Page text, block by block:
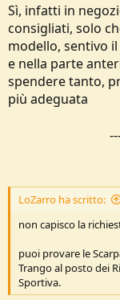
Sì, infatti in
consigliati, solo
modello, sentivo
e nella parte
spendere tanto,
più adeguata
LoZarro ha scritto:
non capisco la
puoi provare le
Trango al posto dei
Sportiva.